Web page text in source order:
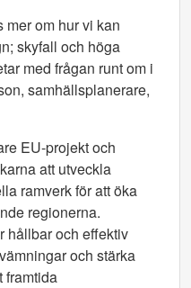
mer om hur vi kan
skyfall och höga
med frågan runt om i
samhällsplanerare,
EU-projekt och
att utveckla
ramverk för att öka
regionerna.
hållbar och effektiv
och stärka
framtida